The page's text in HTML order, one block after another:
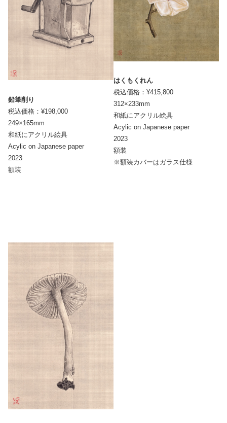
鉛筆削り
税込価格：¥198,000
249×165mm
和紙にアクリル絵具
Acylic on Japanese paper
2023
額装
はくもくれん
税込価格：¥415,800
312×233mm
和紙にアクリル絵具
Acylic on Japanese paper
2023
額装
※額装カバーはガラス仕様